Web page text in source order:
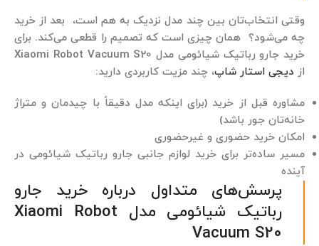
وقتی انتخاب‌تان بین چند مدل نزدیک به هم است، بعد از خرید
چه می‌شود؟ همان چیزی است که تصمیم را قطعی می‌کند. برای
خرید جارو رباتیک شیائومی مدل Xiaomi Robot Vacuum S20
از دیجی استار شاپ، چند مزیت کاربردی دارید:
مشاوره قبل از خرید (برای اینکه مدل دقیقاً با چیدمان و متراژ
خانه‌تان جور باشد)
امکان خرید حضوری و غیرحضوری
مسیر ساده‌تر برای خرید لوازم جانبی جارو رباتیک شیائومی در
آینده
پرسش‌های متداول درباره خرید جارو
رباتیک شیائومی مدل Xiaomi Robot
Vacuum S20